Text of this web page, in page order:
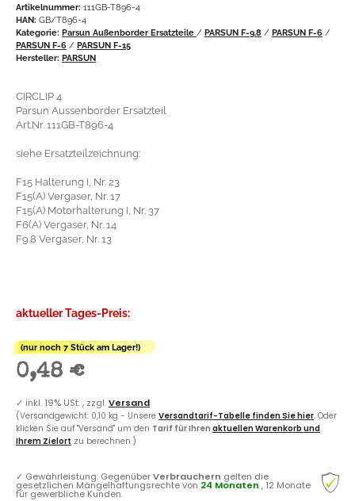
Artikelnummer: 111GB-T896-4
HAN: GB/T896-4
Kategorie: Parsun Außenborder Ersatzteile / PARSUN F-9.8 / PARSUN F-6 /
PARSUN F-6 / PARSUN F-15
Hersteller: PARSUN
CIRCLIP 4
Parsun Aussenborder Ersatzteil
Art.Nr. 111GB-T896-4
siehe Ersatzteilzeichnung:
F15 Halterung I, Nr. 23
F15(A) Vergaser, Nr. 17
F15(A) Motorhalterung I, Nr. 37
F6(A) Vergaser, Nr. 14
F9.8 Vergaser, Nr. 13
aktueller Tages-Preis:
(nur noch 7 Stück am Lager!)
0,48 €
✓ inkl. 19% USt. , zzgl.Versand
(Versandgewicht: 0,10 kg - Unsere Versandtarif-Tabelle finden Sie hier. Oder
klicken Sie auf "Versand" um den Tarif für Ihren aktuellen Warenkorb und
Ihrem Zielort zu berechnen.)
✓ Gewährleistung: GegenüberVerbrauchern gelten die
gesetzlichen Mängelhaftungsrechte von 24 Monaten , 12 Monate
für gewerbliche Kunden.